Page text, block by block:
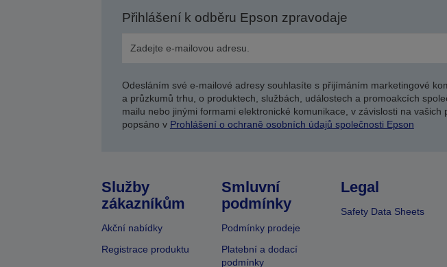
Přihlášení k odběru Epson zpravodaje
Odesláním své e-mailové adresy souhlasíte s přijímáním marketingové
a průzkumů trhu, o produktech, službách, událostech a promoakcích
mailu nebo jinými formami elektronické komunikace, v závislosti na
popsáno v Prohlášení o ochraně osobních údajů společnosti Epson
Služby
zákazníkům
Akční nabídky
Registrace produktu
Smluvní
podmínky
Podmínky prodeje
Platební a dodací
podmínky
Legal
Safety Data Sheets